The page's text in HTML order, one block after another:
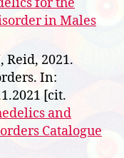
in Males
Reid, 2021.
In:
[cit.
and
Catalogue